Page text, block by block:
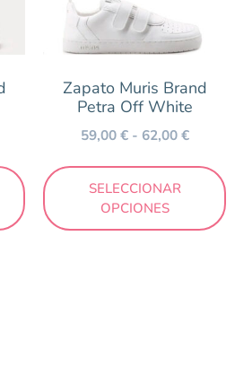
Zapato Muris Brand
Petra Off White
59,00€ - 62,00€
SELECCIONAR
OPCIONES